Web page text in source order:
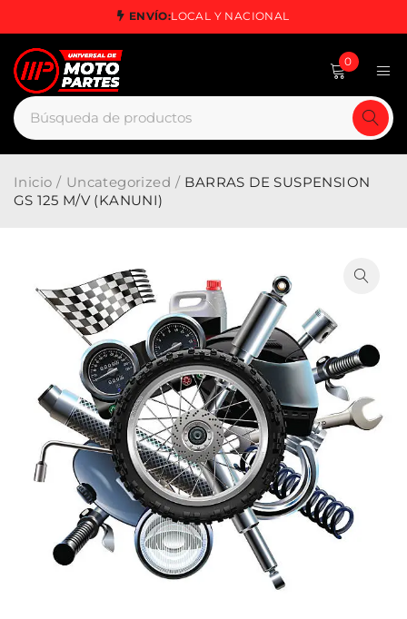
ENVÍO:LOCAL Y NACIONAL
0
Inicio / Uncategorized / BARRAS DE SUSPENSION
GS 125 M/V (KANUNI)